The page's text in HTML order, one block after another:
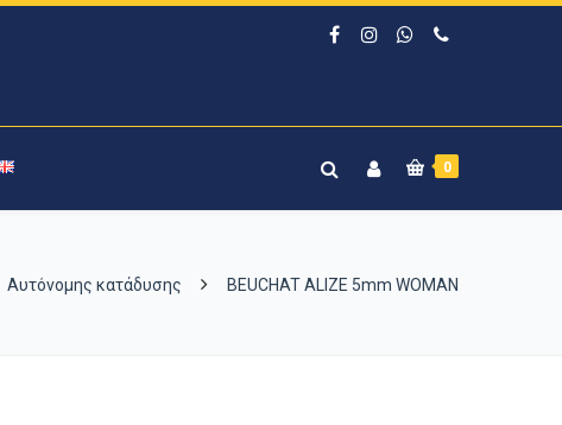
0
Αυτόνομης κατάδυσης BEUCHAT ALIZE 5mm WOMAN